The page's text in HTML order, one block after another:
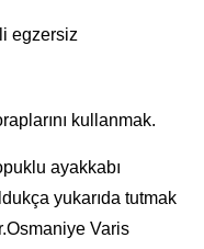
egzersiz
kullanmak.
ayakkabı
yukarıda tutmak
Varis